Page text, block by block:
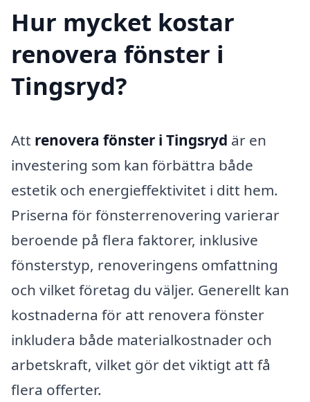
Hur mycket kostar
renovera fönster i
Tingsryd?
Att renovera fönster i Tingsryd är en
investering som kan förbättra både
estetik och energieffektivitet i ditt hem.
Priserna för fönsterrenovering varierar
beroende på flera faktorer, inklusive
fönsterstyp, renoveringens omfattning
och vilket företag du väljer. Generellt kan
kostnaderna för att renovera fönster
inkludera både materialkostnader och
arbetskraft, vilket gör det viktigt att få
flera offerter.